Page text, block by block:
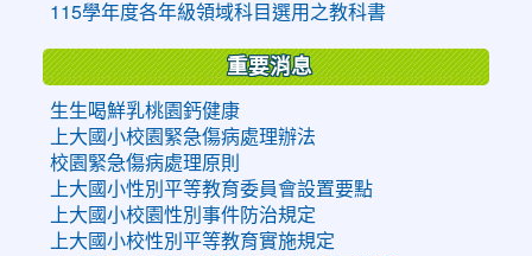
115學年度各年級領域科目選用之教科書
重要消息
生生喝鮮乳桃園鈣健康
上大國小校園緊急傷病處理辦法
校園緊急傷病處理原則
上大國小性別平等教育委員會設置要點
上大國小校園性別事件防治規定
上大國小校性別平等教育實施規定